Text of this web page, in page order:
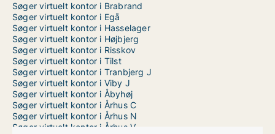
Søger virtuelt kontor i Brabrand
Søger virtuelt kontor i Egå
Søger virtuelt kontor i Hasselager
Søger virtuelt kontor i Højbjerg
Søger virtuelt kontor i Risskov
Søger virtuelt kontor i Tilst
Søger virtuelt kontor i Tranbjerg J
Søger virtuelt kontor i Viby J
Søger virtuelt kontor i Åbyhøj
Søger virtuelt kontor i Århus C
Søger virtuelt kontor i Århus N
Søger virtuelt kontor i Århus V